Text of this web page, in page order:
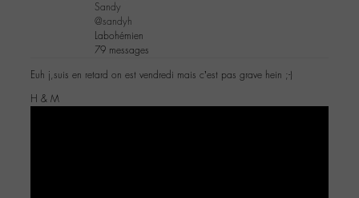
Sandy
@sandyh
Labohémien
79 messages
Euh j,suis en retard on est vendredi mais c’est pas grave hein ;-)
H & M